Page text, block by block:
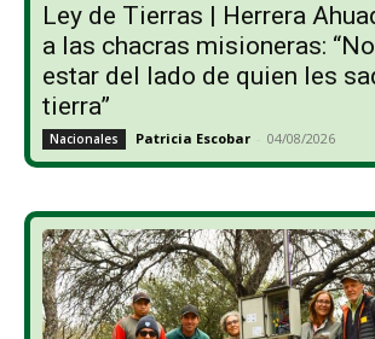
Ley de Tierras | Herrera
a las chacras misioneras:
estar del lado de quien les
tierra”
Nacionales Patricia Escobar - 04/08/2026